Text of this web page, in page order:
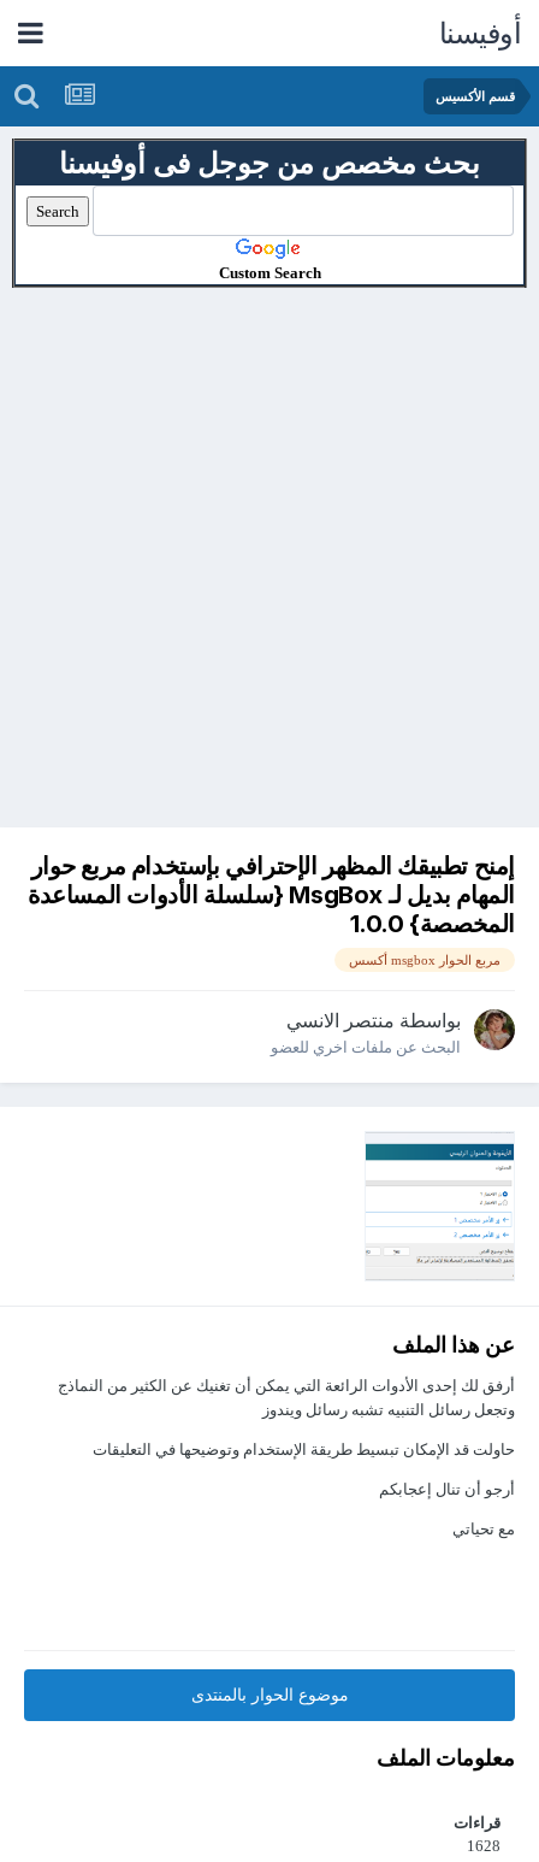
أوفيسنا
قسم الأكسيس
بحث مخصص من جوجل فى أوفيسنا
Custom Search
إمنح تطبيقك المظهر الإحترافي بإستخدام مربع حوار
المهام بديل لـ MsgBox {سلسلة الأدوات المساعدة
المخصصة} 1.0.0
مربع الحوار msgbox أكسس
بواسطة منتصر الانسي
البحث عن ملفات اخري للعضو
عن هذا الملف
أرفق لك إحدى الأدوات الرائعة التي يمكن أن تغنيك عن الكثير من النماذج
وتجعل رسائل التنبيه تشبه رسائل ويندوز
حاولت قد الإمكان تبسيط طريقة الإستخدام وتوضيحها في التعليقات
أرجو أن تنال إعجابكم
مع تحياتي
موضوع الحوار بالمنتدى
معلومات الملف
قراءات
1628